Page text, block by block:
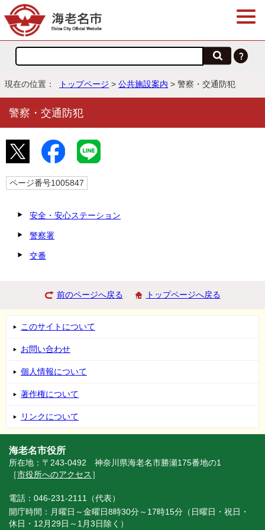
現在の位置： トップページ > 公共施設案内 > 警察・交通防犯
警察・交通防犯
ページ番号1005847
安全・安心ステーション
警察署
交番
前のページへ戻る トップページへ戻る
このサイトについて
お問い合わせ
個人情報について
著作権について
リンクについて
海老名市役所
所在地：〒243-0492 神奈川県海老名市勝瀬175番地の1
［市役所へのアクセス ］
電話：046-231-2111（代表）
開庁時間：月曜日～金曜日8時30分～17時15分（日曜日・祝日・
休日・12月29日～1月3日除く）